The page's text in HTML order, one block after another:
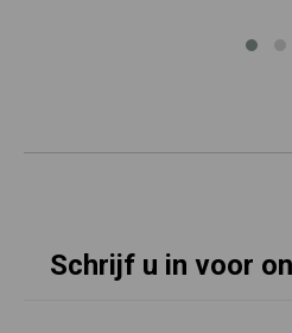
Schrijf u in voor